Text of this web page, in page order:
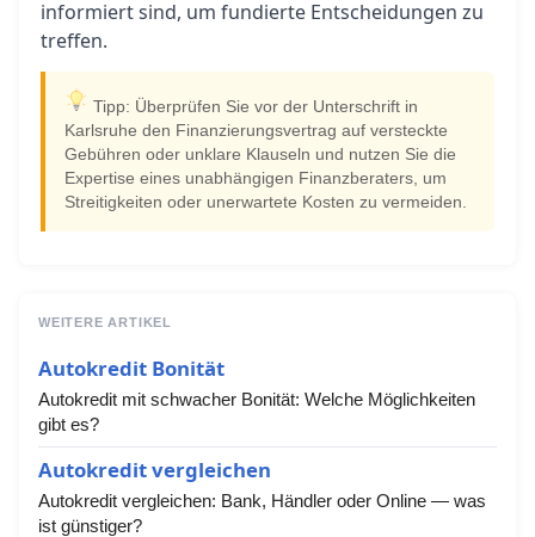
informiert sind, um fundierte Entscheidungen zu
treffen.
Tipp: Überprüfen Sie vor der Unterschrift in
Karlsruhe den Finanzierungsvertrag auf versteckte
Gebühren oder unklare Klauseln und nutzen Sie die
Expertise eines unabhängigen Finanzberaters, um
Streitigkeiten oder unerwartete Kosten zu vermeiden.
WEITERE ARTIKEL
Autokredit Bonität
Autokredit mit schwacher Bonität: Welche Möglichkeiten
gibt es?
Autokredit vergleichen
Autokredit vergleichen: Bank, Händler oder Online — was
ist günstiger?